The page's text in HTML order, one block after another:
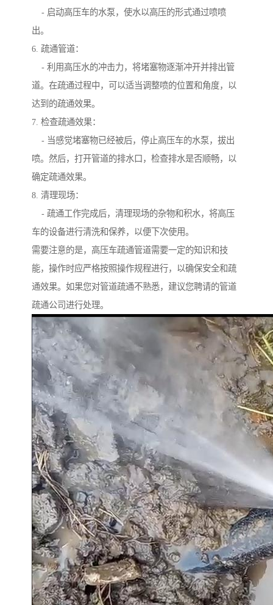
- 启动高压车的水泵，使水以高压的形式通过喷喷
出。
6. 疏通管道：
- 利用高压水的冲击力，将堵塞物逐渐冲开并排出管
道。在疏通过程中，可以适当调整喷的位置和角度，以
达到的疏通效果。
7. 检查疏通效果：
- 当感觉堵塞物已经被后，停止高压车的水泵，拔出
喷。然后，打开管道的排水口，检查排水是否顺畅，以
确定疏通效果。
8. 清理现场：
- 疏通工作完成后，清理现场的杂物和积水，将高压
车的设备进行清洗和保养，以便下次使用。
需要注意的是，高压车疏通管道需要一定的知识和技
能，操作时应严格按照操作规程进行，以确保安全和疏
通效果。如果您对管道疏通不熟悉，建议您聘请的管道
疏通公司进行处理。